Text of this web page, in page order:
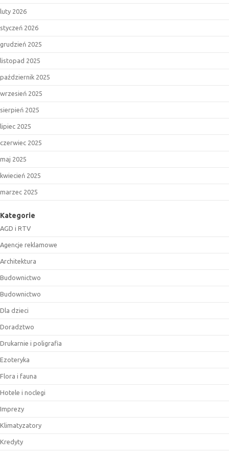
luty 2026
styczeń 2026
grudzień 2025
listopad 2025
październik 2025
wrzesień 2025
sierpień 2025
lipiec 2025
czerwiec 2025
maj 2025
kwiecień 2025
marzec 2025
Kategorie
AGD i RTV
Agencje reklamowe
Architektura
Budownictwo
Budownictwo
Dla dzieci
Doradztwo
Drukarnie i poligrafia
Ezoteryka
Flora i fauna
Hotele i noclegi
Imprezy
Klimatyzatory
Kredyty